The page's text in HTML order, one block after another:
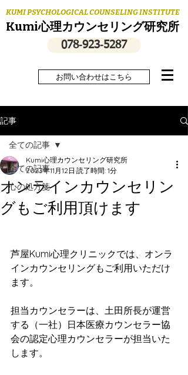
KUMI PSYCHOLOGICAL COUNSELING INSTITUTE
Kumi心理カウンセリング研究所
078‐923‐5287
お問い合わせはこちら
記事
全ての記事
心の処方箋
全ての記事
オンラインカウンセリン
グもご利用頂けます
Kumi心理カウンセリング研究所
2023年11月12日 読了時間: 1分
芦屋Kumi心理クリニックでは、オンラ
インカウンセリングもご利用いただけ
ます。
担当カウンセラーは、土田所長が運営
する（一社）日本医療カウンセラー協
会の認定心理カウンセラーが担当いた
します。